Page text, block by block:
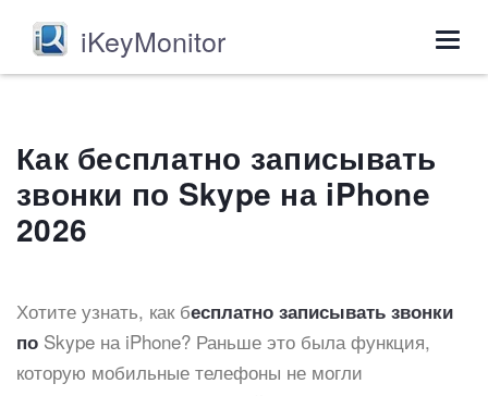
iKeyMonitor
Как бесплатно записывать
звонки по Skype на iPhone
2026
Хотите узнать, как бесплатно записывать звонки
по Skype на iPhone? Раньше это была функция,
которую мобильные телефоны не могли